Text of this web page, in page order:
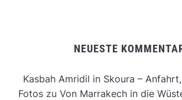
NEUESTE
Kasbah Amridil in Skoura –
Fotoszu Von Marrakech in die